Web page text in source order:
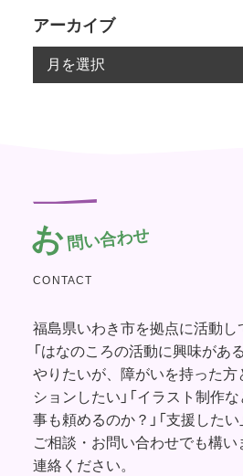
アーカイブ
お問い合わせ
CONTACT
福島県いわき市を拠点に活動し
「はなのころの活動に興味があ
やりたいが、障がいを持った
ションしたい」「イラスト制作
事も頼めるのか？」「支援した
ご相談・お問い合わせでも構
連絡ください。